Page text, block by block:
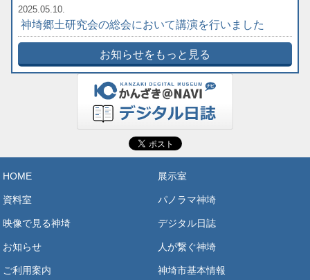
2025.05.10.
神埼郷土研究会の総会において講演を行いました
お知らせをもっと見る
HOME 展示室
資料室 パノラマ神埼
映像で見る神埼 デジタル日誌
お知らせ 人が繋ぐ神埼
ご利用案内 神埼市基本情報